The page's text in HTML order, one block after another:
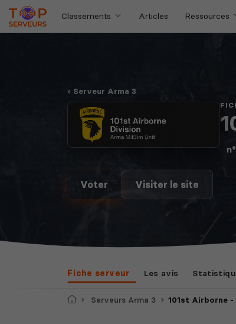
Classements Articles Ressources
Serveur Arma 3
Voter Visiter le site
Fiche serveur Les avis
AccueilServeurs Arma 3 101st Airborne -